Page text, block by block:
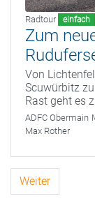
Radtour einfach
Zum
Von
Scuwürbitz
Rast geht es
ADFC Obermain
Max Rother
Weiter